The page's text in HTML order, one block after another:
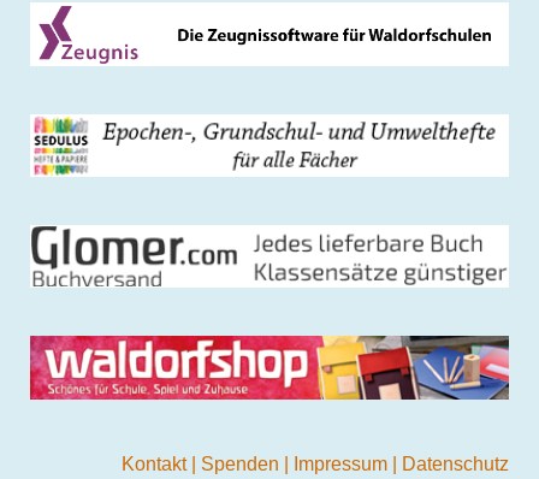
Kontakt Spenden Impressum Datenschutz